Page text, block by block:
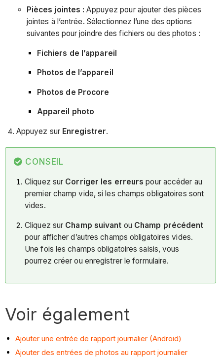
Pièces jointes : Appuyez pour ajouter des pièces
jointes à l’entrée. Sélectionnez l’une des options
suivantes pour joindre des fichiers ou des photos :
Fichiers de l’appareil
Photos de l’appareil
Photos de Procore
Appareil photo
Appuyez sur Enregistrer.
CONSEIL
Cliquez sur Corriger les erreurs pour accéder au
premier champ vide, si les champs obligatoires sont
vides.
Cliquez sur Champ suivant ou Champ précédent
pour afficher d’autres champs obligatoires vides.
Une fois les champs obligatoires saisis, vous
pourrez créer ou enregistrer le formulaire.
Voir également
Ajouter une entrée de rapport journalier (Android)
Ajouter des entrées de photos au rapport journalier